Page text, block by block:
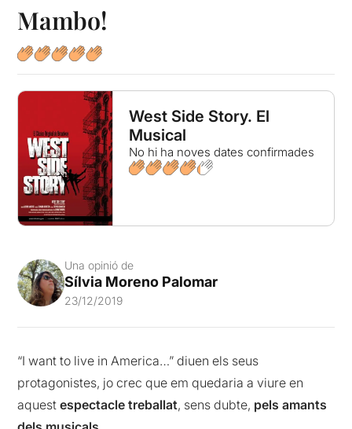
Mambo!
West Side Story. El
Musical
No hi ha noves dates confirmades
Una opinió de
Sílvia Moreno Palomar
23/12/2019
“I want to live in America…” diuen els seus
protagonistes, jo crec que em quedaria a viure en
aquestespectacle treballat, sens dubte, pels amants